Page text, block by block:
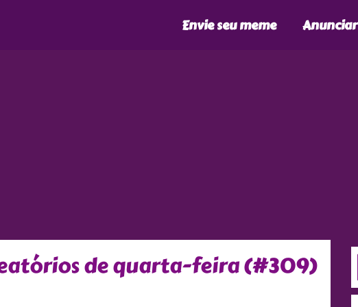
Envie seu meme Anunciar
de quarta-feira (#309)